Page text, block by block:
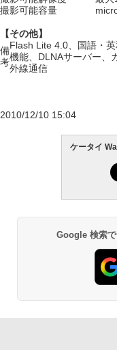
撮影可能容量
【その他】
備
考
Flash Lite 4.0、国語・
機能、DLNAサーバー、
外線通信
2010/12/10 15:04
ケータイ
Google 検索